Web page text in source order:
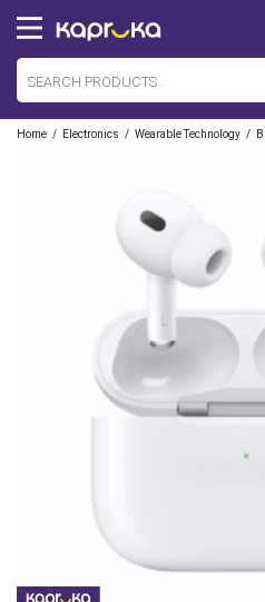
Home / Electronics / Wearable Technology /